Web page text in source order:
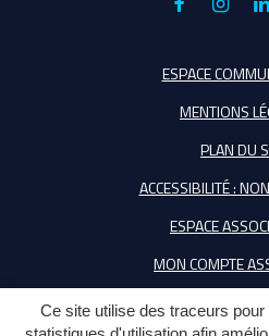
Ce site utilise des traceurs
Lien
le
Facebook
Lien
le
compte
ESPACE
MENTIONS
PLAN DU
ACCESSIBILITÉ :
ESPACE
MON COMPTE